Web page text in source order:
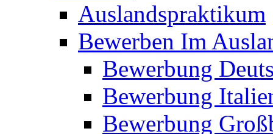
Auslandspraktikum
Bewerben Im
Bewerbung
Bewerbung
Bewerbung